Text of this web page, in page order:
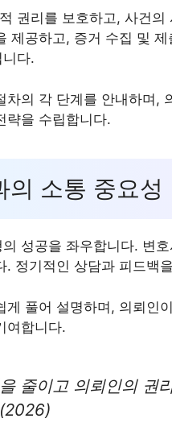
권리를 보호하고, 사건
제공하고, 증거 수집 및
다.
차의 각 단계를 안내하며,
략을 수립합니다.
의 소통 중요성
성공을 좌우합니다. 변
. 정기적인 상담과 피드백
게 풀어 설명하며, 의뢰인
여합니다.
줄이고 의뢰인의 권